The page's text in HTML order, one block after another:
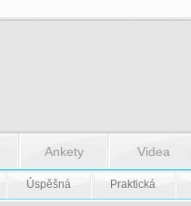
Ankety Videa
Úspěšná Praktická